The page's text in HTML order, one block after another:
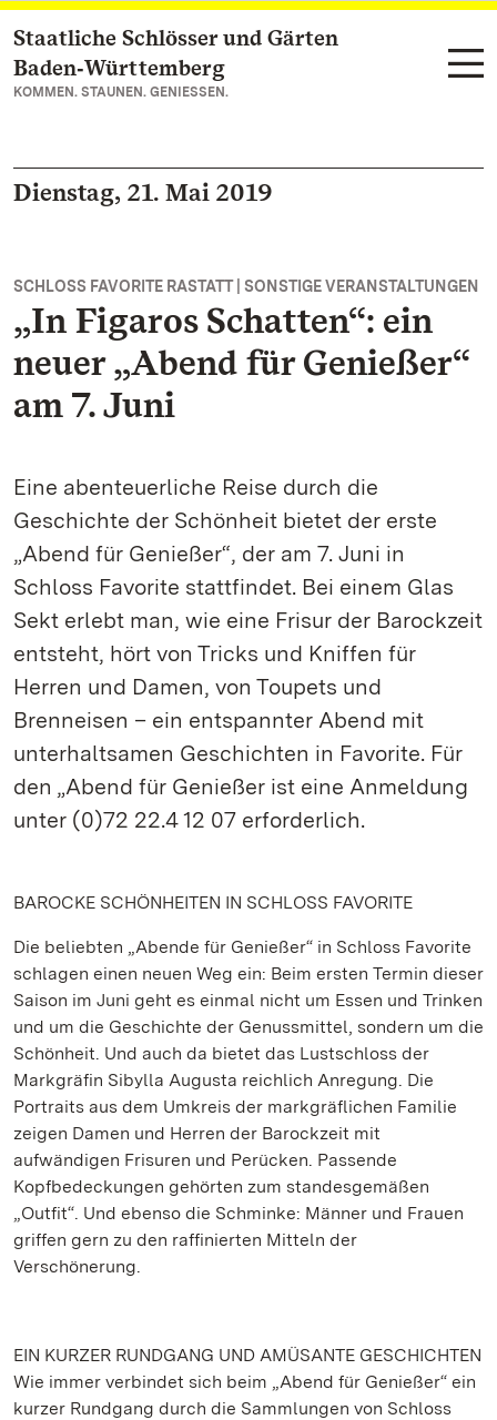
Zum Hauptinhalt springen
Staatliche Schlösser und Gärten
Baden‑Württemberg
KOMMEN. STAUNEN. GENIESSEN.
Dienstag, 21. Mai 2019
SCHLOSS FAVORITE RASTATT | SONSTIGE VERANSTALTUNGEN
„In Figaros Schatten“: ein
neuer „Abend für Genießer“
am 7. Juni
Eine abenteuerliche Reise durch die
Geschichte der Schönheit bietet der erste
„Abend für Genießer“, der am 7. Juni in
Schloss Favorite stattfindet. Bei einem Glas
Sekt erlebt man, wie eine Frisur der Barockzeit
entsteht, hört von Tricks und Kniffen für
Herren und Damen, von Toupets und
Brenneisen – ein entspannter Abend mit
unterhaltsamen Geschichten in Favorite. Für
den „Abend für Genießer ist eine Anmeldung
unter (0)72 22.4 12 07 erforderlich.
BAROCKE SCHÖNHEITEN IN SCHLOSS FAVORITE
Die beliebten „Abende für Genießer“ in Schloss Favorite
schlagen einen neuen Weg ein: Beim ersten Termin dieser
Saison im Juni geht es einmal nicht um Essen und Trinken
und um die Geschichte der Genussmittel, sondern um die
Schönheit. Und auch da bietet das Lustschloss der
Markgräfin Sibylla Augusta reichlich Anregung. Die
Portraits aus dem Umkreis der markgräflichen Familie
zeigen Damen und Herren der Barockzeit mit
aufwändigen Frisuren und Perücken. Passende
Kopfbedeckungen gehörten zum standesgemäßen
„Outfit“. Und ebenso die Schminke: Männer und Frauen
griffen gern zu den raffinierten Mitteln der
Verschönerung.
EIN KURZER RUNDGANG UND AMÜSANTE GESCHICHTEN
Wie immer verbindet sich beim „Abend für Genießer“ ein
kurzer Rundgang durch die Sammlungen von Schloss